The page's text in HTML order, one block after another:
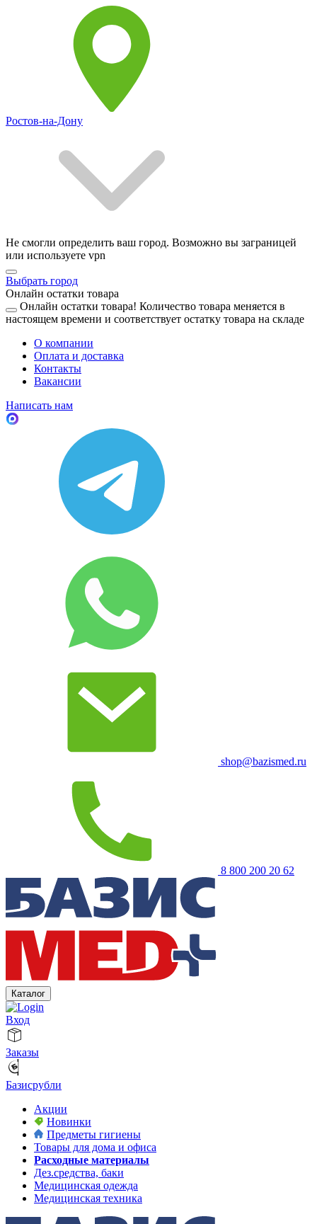
Ростов-на-Дону
Не смогли определить ваш город. Возможно вы заграницей
или используете vpn
Выбрать город
Онлайн остатки товара
Онлайн остатки товара! Количество товара меняется в
настоящем времени и соответствует остатку товара на складе
О компании
Оплата и доставка
Контакты
Вакансии
Написать нам
shop@bazismed.ru
8 800 200 20 62
Каталог
Вход
Заказы
Базисрубли
Акции
Новинки
Предметы гигиены
Товары для дома и офиса
Расходные материалы
Дез.средства, баки
Медицинская одежда
Медицинская техника